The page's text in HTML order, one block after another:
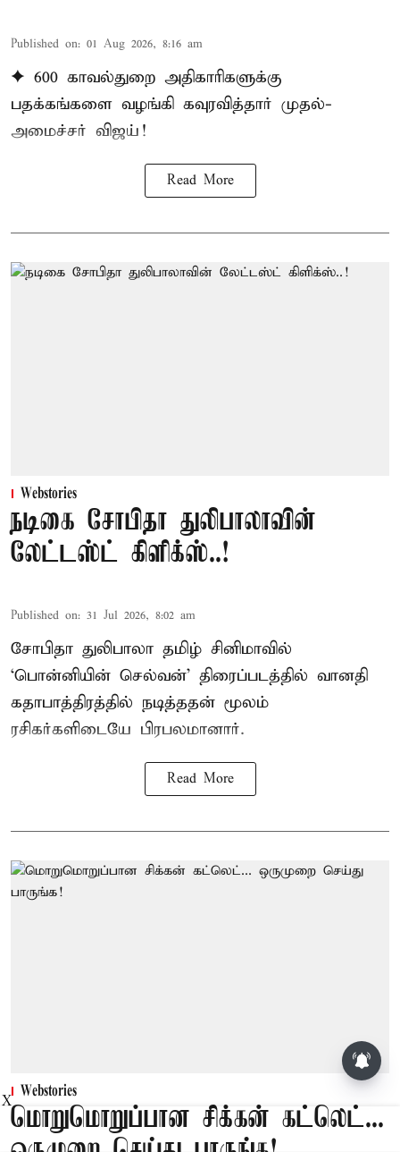
Published on: 01 Aug 2026, 8:16 am
✦ 600 காவல்துறை அதிகாரிகளுக்கு
பதக்கங்களை வழங்கி கவுரவித்தார் முதல்-
அமைச்சர் விஜய்!
Read More
Webstories
நடிகை சோபிதா துலிபாலாவின்
லேட்டஸ்ட் கிளிக்ஸ்..!
Published on: 31 Jul 2026, 8:02 am
சோபிதா துலிபாலா தமிழ் சினிமாவில்
‘பொன்னியின் செல்வன்’ திரைப்படத்தில் வானதி
கதாபாத்திரத்தில் நடித்ததன் மூலம்
ரசிகர்களிடையே பிரபலமானார்.
Read More
Webstories
மொறுமொறுப்பான சிக்கன் கட்லெட்...
X